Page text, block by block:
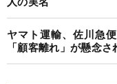
ヤマト運輸、佐川急
「顧客離れ」が懸念